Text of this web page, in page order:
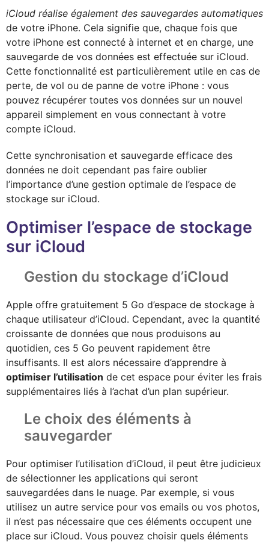
iCloud réalise également des sauvegardes automatiques
de votre iPhone. Cela signifie que, chaque fois que
votre iPhone est connecté à internet et en charge, une
sauvegarde de vos données est effectuée sur iCloud.
Cette fonctionnalité est particulièrement utile en cas de
perte, de vol ou de panne de votre iPhone : vous
pouvez récupérer toutes vos données sur un nouvel
appareil simplement en vous connectant à votre
compte iCloud.
Cette synchronisation et sauvegarde efficace des
données ne doit cependant pas faire oublier
l’importance d’une gestion optimale de l’espace de
stockage sur iCloud.
Optimiser l’espace de stockage
sur iCloud
Gestion du stockage d’iCloud
Apple offre gratuitement 5 Go d’espace de stockage à
chaque utilisateur d’iCloud. Cependant, avec la quantité
croissante de données que nous produisons au
quotidien, ces 5 Go peuvent rapidement être
insuffisants. Il est alors nécessaire d’apprendre à
optimiser l’utilisation de cet espace pour éviter les frais
supplémentaires liés à l’achat d’un plan supérieur.
Le choix des éléments à
sauvegarder
Pour optimiser l’utilisation d’iCloud, il peut être judicieux
de sélectionner les applications qui seront
sauvegardées dans le nuage. Par exemple, si vous
utilisez un autre service pour vos emails ou vos photos,
il n’est pas nécessaire que ces éléments occupent une
place sur iCloud. Vous pouvez choisir quels éléments